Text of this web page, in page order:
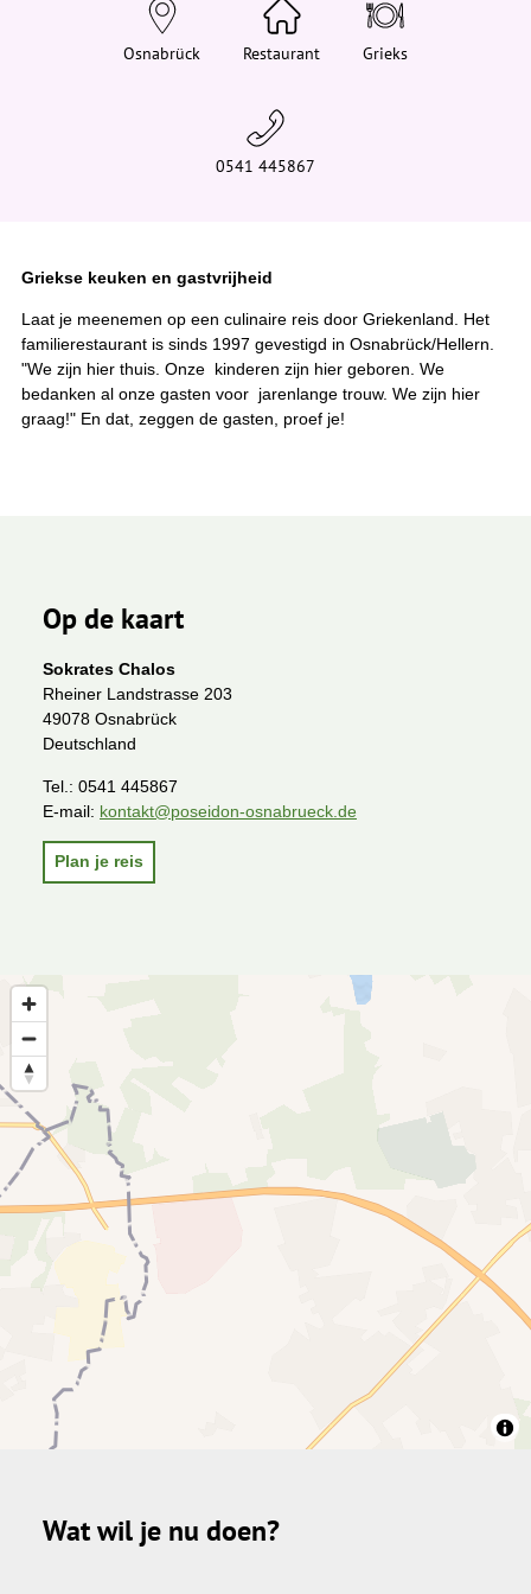
e
e
Osnabrück Restaurant Grieks
0541 445867
Griekse keuken en gastvrijheid
Laat je meenemen op een culinaire reis door Griekenland. Het
familierestaurant is sinds 1997 gevestigd in Osnabrück/Hellern.
"We zijn hier thuis. Onze kinderen zijn hier geboren. We
bedanken al onze gasten voor jarenlange trouw. We zijn hier
graag!" En dat, zeggen de gasten, proef je!
Op de kaart
Sokrates Chalos
Rheiner Landstrasse 203
49078 Osnabrück
Deutschland
Tel.: 0541 445867
E-mail: kontakt@poseidon-osnabrueck.de
Plan je reis
Wat wil je nu doen?